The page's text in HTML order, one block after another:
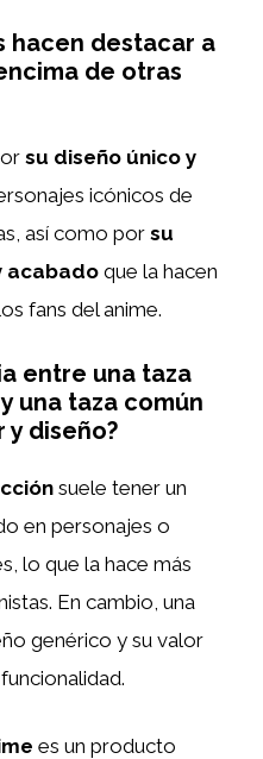
hacen destacar a
de otras
su diseño único y
icónicos de
así como por su
acabado que la hacen
fans del anime.
entre una taza
una taza común
y diseño?
suele tener un
en personajes o
lo que la hace más
En cambio, una
genérico y su valor
es un producto